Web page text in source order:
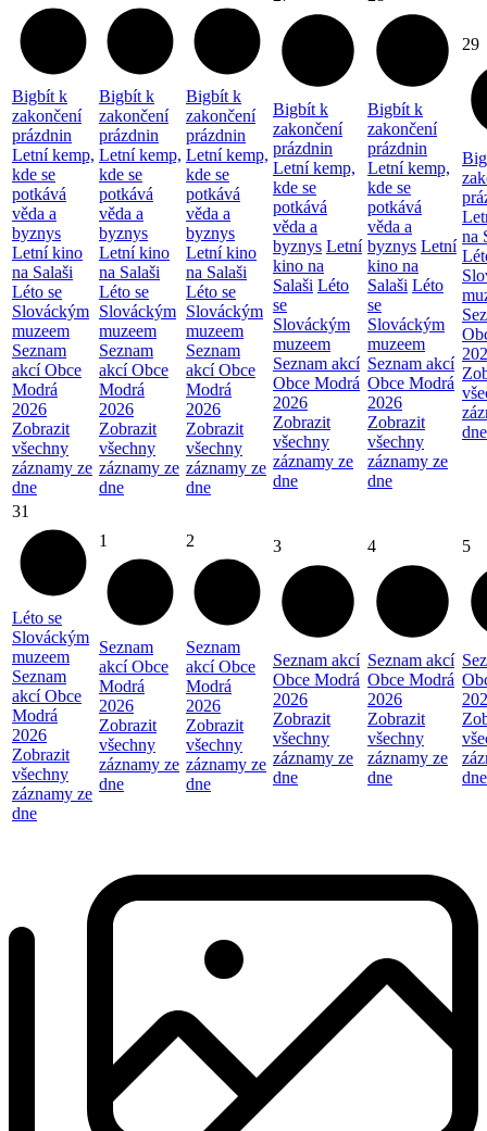
Bigbít k
zakončení
prázdnin
Letní kemp,
kde se
potkává
věda a
byznys
Letní kino
na Salaši
Léto se
Slováckým
muzeem
Seznam
akcí Obce
Modrá
2026
Zobrazit
všechny
záznamy ze
dne
Bigbít k
zakončení
prázdnin
Letní kemp,
kde se
potkává
věda a
byznys
Letní kino
na Salaši
Léto se
Slováckým
muzeem
Seznam
akcí Obce
Modrá
2026
Zobrazit
všechny
záznamy ze
dne
Bigbít k
zakončení
prázdnin
Letní kemp,
kde se
potkává
věda a
byznys
Letní kino
na Salaši
Léto se
Slováckým
muzeem
Seznam
akcí Obce
Modrá
2026
Zobrazit
všechny
záznamy ze
dne
Bigbít k
zakončení
prázdnin
Letní kemp,
kde se
potkává
věda a
byznys Letní
kino na
Salaši Léto
se
Slováckým
muzeem
Seznam akcí
Obce Modrá
2026
Zobrazit
všechny
záznamy ze
dne
Bigbít k
zakončení
prázdnin
Letní kemp,
kde se
potkává
věda a
byznys Letní
kino na
Salaši Léto
se
Slováckým
muzeem
Seznam akcí
Obce Modrá
2026
Zobrazit
všechny
záznamy ze
dne
29
na
dne
31
Léto se
Slováckým
muzeem
Seznam
akcí Obce
Modrá
2026
Zobrazit
všechny
záznamy ze
dne
1
Seznam
akcí Obce
Modrá
2026
Zobrazit
všechny
záznamy ze
dne
2
Seznam
akcí Obce
Modrá
2026
Zobrazit
všechny
záznamy ze
dne
3
Seznam akcí
Obce Modrá
2026
Zobrazit
všechny
záznamy ze
dne
4
Seznam akcí
Obce Modrá
2026
Zobrazit
všechny
záznamy ze
dne
5
dne